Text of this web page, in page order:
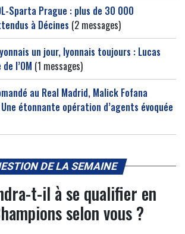
Sparta Prague : plus de 30 000
à Décines (2 messages)
un jour, lyonnais toujours : Lucas
l’OM (1 messages)
au Real Madrid, Malick Fofana
étonnante opération d’agents évoquée
DE LA SEMAINE
t-il à se qualifier en
selon vous ?